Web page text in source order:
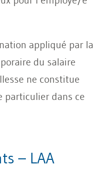
appliqué par la
du salaire
ne constitue
particulier dans ce
– LAA